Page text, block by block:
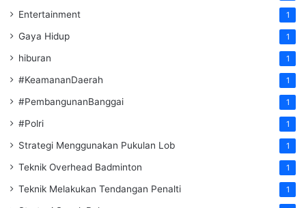
Entertainment 1
Gaya Hidup 1
hiburan 1
#KeamananDaerah 1
#PembangunanBanggai 1
#Polri 1
Strategi Menggunakan Pukulan Lob 1
Teknik Overhead Badminton 1
Teknik Melakukan Tendangan Penalti 1